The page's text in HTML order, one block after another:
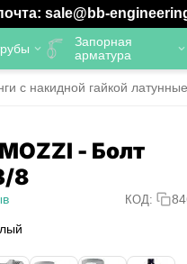
sale@bb-
Запорная
арматура
с накидной гайкой латунные
- Болт
8
КОД: